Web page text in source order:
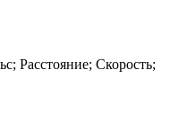
Расстояние; Скорость;